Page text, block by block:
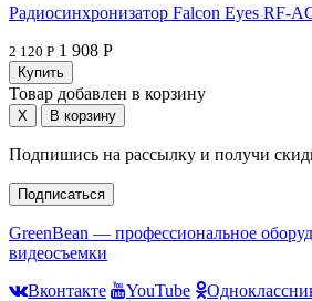
Радиосинхронизатор Falcon Eyes RF-
2 120 Р 1 908 Р
Товар добавлен в корзину
Подпишись на рассылку и получи
Подписаться
GreenBean — профессиональное
видеосъемки
Вконтакте
YouTube